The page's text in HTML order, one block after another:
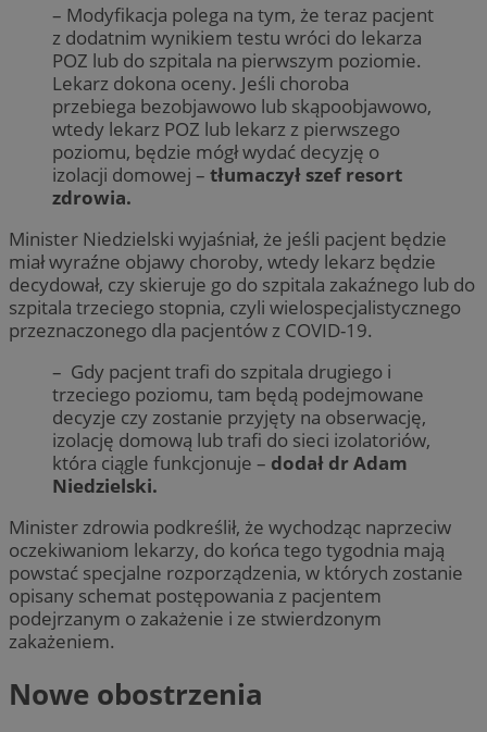
– Modyfikacja polega na tym, że teraz pacjent
z dodatnim wynikiem testu wróci do lekarza
POZ lub do szpitala na pierwszym poziomie.
Lekarz dokona oceny. Jeśli choroba
przebiega bezobjawowo lub skąpoobjawowo,
wtedy lekarz POZ lub lekarz z pierwszego
poziomu, będzie mógł wydać decyzję o
izolacji domowej – tłumaczył szef resort
zdrowia.
Minister Niedzielski wyjaśniał, że jeśli pacjent będzie
miał wyraźne objawy choroby, wtedy lekarz będzie
decydował, czy skieruje go do szpitala zakaźnego lub do
szpitala trzeciego stopnia, czyli wielospecjalistycznego
przeznaczonego dla pacjentów z COVID-19.
– Gdy pacjent trafi do szpitala drugiego i
trzeciego poziomu, tam będą podejmowane
decyzje czy zostanie przyjęty na obserwację,
izolację domową lub trafi do sieci izolatoriów,
która ciągle funkcjonuje – dodał dr Adam
Niedzielski.
Minister zdrowia podkreślił, że wychodząc naprzeciw
oczekiwaniom lekarzy, do końca tego tygodnia mają
powstać specjalne rozporządzenia, w których zostanie
opisany schemat postępowania z pacjentem
podejrzanym o zakażenie i ze stwierdzonym
zakażeniem.
Nowe obostrzenia